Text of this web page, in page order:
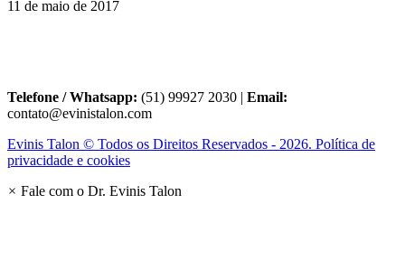
11 de maio de 2017
Telefone / Whatsapp: (51) 99927 2030 | Email:
contato@evinistalon.com
Evinis Talon © Todos os Direitos Reservados - 2026. Política de
privacidade e cookies
× Fale com o Dr. Evinis Talon